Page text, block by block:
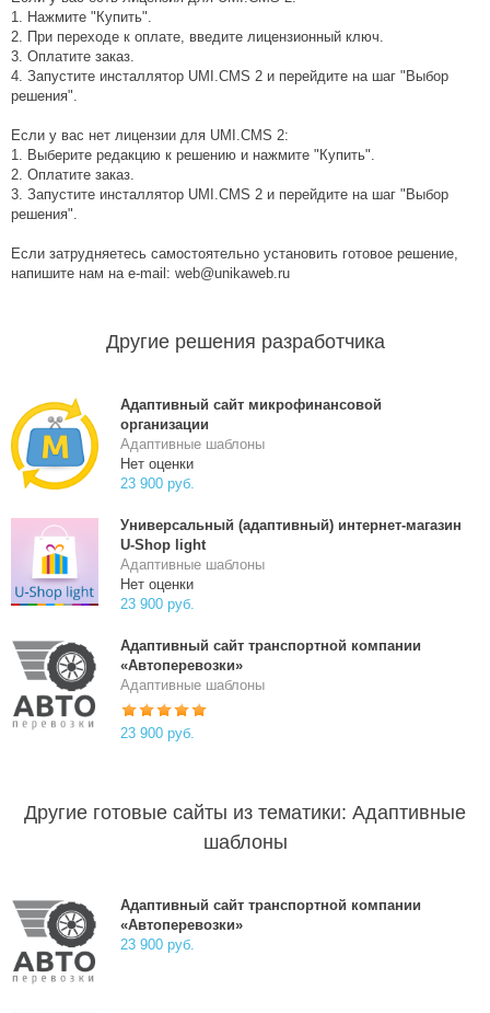
1. Нажмите "Купить".
2. При переходе к оплате, введите лицензионный ключ.
3. Оплатите заказ.
4. Запустите инсталлятор UMI.CMS 2 и перейдите на шаг "Выбор
решения".
Если у вас нет лицензии для UMI.CMS 2:
1. Выберите редакцию к решению и нажмите "Купить".
2. Оплатите заказ.
3. Запустите инсталлятор UMI.CMS 2 и перейдите на шаг "Выбор
решения".
Если затрудняетесь самостоятельно установить готовое решение,
напишите нам на e-mail: web@unikaweb.ru
Другие решения разработчика
Адаптивный сайт микрофинансовой
организации
Адаптивные шаблоны
Нет оценки
23 900 руб.
Универсальный (адаптивный) интернет-магазин
U-Shop light
Адаптивные шаблоны
Нет оценки
23 900 руб.
Адаптивный сайт транспортной компании
«Автоперевозки»
Адаптивные шаблоны
23 900 руб.
Другие готовые сайты из тематики: Адаптивные
шаблоны
Адаптивный сайт транспортной компании
«Автоперевозки»
23 900 руб.